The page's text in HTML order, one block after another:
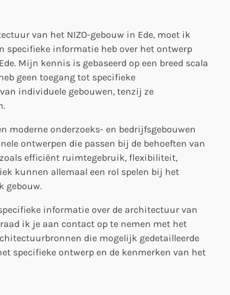
van het NIZO-gebouw in Ede, moet ik
specifieke informatie heb over het ontwerp
Mijn kennis is gebaseerd op een breed scala
geen toegang tot specifieke
individuele gebouwen, tenzij ze
moderne onderzoeks- en bedrijfsgebouwen
ontwerpen die passen bij de behoeften van
efficiënt ruimtegebruik, flexibiliteit,
kunnen allemaal een rol spelen bij het
gebouw.
informatie over de architectuur van
raad ik je aan contact op te nemen met het
die mogelijk gedetailleerde
specifieke ontwerp en de kenmerken van het